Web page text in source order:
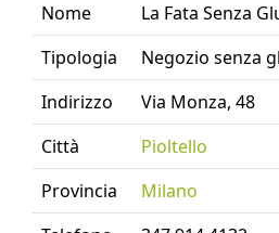
Nome
La Fata Senza
Tipologia
Negozio senza
Indirizzo
Via Monza, 48
Città
Pioltello
Provincia
Milano